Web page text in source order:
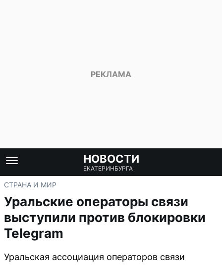
НОВОСТИ
ЕКАТЕРИНБУРГА
СТРАНА И МИР
Уральские операторы связи
выступили против блокировки
Telegram
Уральская ассоциация операторов связи